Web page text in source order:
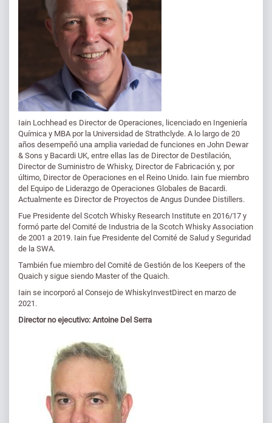
Iain Lochhead es Director de Operaciones, licenciado en Ingeniería
Química y MBA por la Universidad de Strathclyde. A lo largo de 20
años desempeñó una amplia variedad de funciones en John Dewar
& Sons y Bacardi UK, entre ellas las de Director de Destilación,
Director de Suministro de Whisky, Director de Fabricación y, por
último, Director de Operaciones en el Reino Unido. Iain fue miembro
del Equipo de Liderazgo de Operaciones Globales de Bacardi.
Actualmente es Director de Proyectos de Angus Dundee Distillers.
Fue Presidente del Scotch Whisky Research Institute en 2016/17 y
formó parte del Comité de Industria de la Scotch Whisky Association
de 2001 a 2019. Iain fue Presidente del Comité de Salud y Seguridad
de la SWA.
También fue miembro del Comité de Gestión de los Keepers of the
Quaich y sigue siendo Master of the Quaich.
Iain se incorporó al Consejo de WhiskyInvestDirect en marzo de
2021.
Director no ejecutivo: Antoine Del Serra